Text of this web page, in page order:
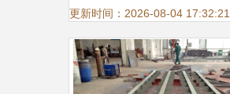
更新时间：2026-08-04 17:32:21